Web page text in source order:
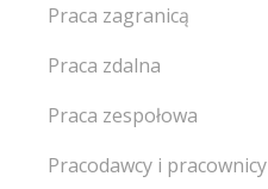
Praca zagranicą
Praca zdalna
Praca zespołowa
Pracodawcy i pracownicy